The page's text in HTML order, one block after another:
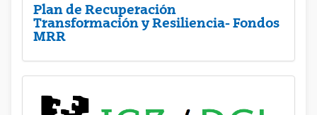
Plan de Recuperación
Transformación y Resiliencia- Fondos
MRR